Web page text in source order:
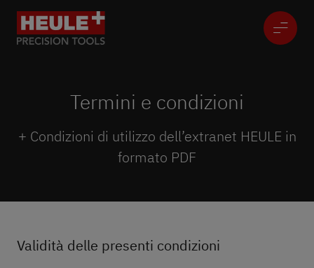
Termini e condizioni
+ Condizioni di utilizzo dell’extranet HEULE in
formato PDF
Validità delle presenti condizioni